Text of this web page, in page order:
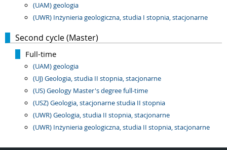
(UAM) geologia
(UWR) Inżynieria geologiczna, studia I stopnia, stacjonarne
Second cycle (Master)
Full-time
(UAM) geologia
(UJ) Geologia, studia II stopnia, stacjonarne
(US) Geology Master's degree full-time
(USZ) Geologia, stacjonarne studia II stopnia
(UWR) Geologia, studia II stopnia, stacjonarne
(UWR) Inżynieria geologiczna, studia II stopnia, stacjonarne